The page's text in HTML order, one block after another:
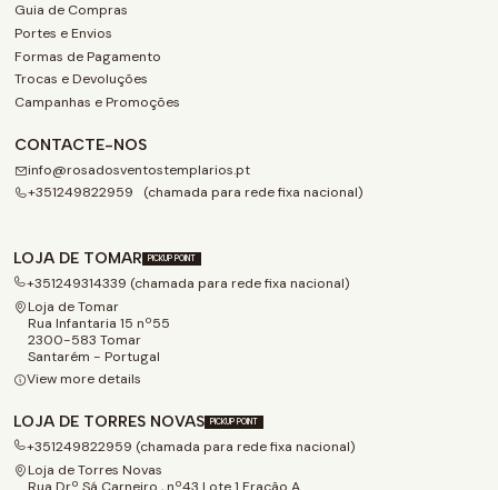
Guia de Compras
Portes e Envios
Formas de Pagamento
Trocas e Devoluções
Campanhas e Promoções
CONTACTE-NOS
info@rosadosventostemplarios.pt
+351249822959 (chamada para rede fixa nacional)
LOJA DE TOMAR PICKUP POINT
+351249314339 (chamada para rede fixa nacional)
Loja de Tomar
Rua Infantaria 15 nº55
2300-583 Tomar
Santarém - Portugal
View more details
LOJA DE TORRES NOVAS PICKUP POINT
+351249822959 (chamada para rede fixa nacional)
Loja de Torres Novas
Rua Drº Sá Carneiro , nº43 Lote 1 Fração A